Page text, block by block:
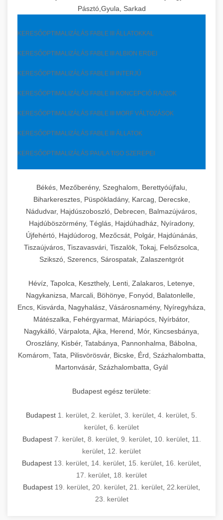
Pásztó,Gyula, Sarkad
KERESŐOPTIMALIZÁLÁS FABLE III ÁLLATOKKAL
KERESŐOPTIMALIZÁLÁS FABLE III ALBION ERDEI
KERESŐOPTIMALIZÁLÁS FABLE III INTERJÚ
KERESŐOPTIMALIZÁLÁS FABLE III KONCEPCIÓ RAJZOK
KERESŐOPTIMALIZÁLÁS FABLE III MORF VÁLTOZÁSOK
KERESŐOPTIMALIZÁLÁS FABLE III ÁLLATOK
KERESŐOPTIMALIZÁLÁS PAULA TISO SZEREPEI
Békés, Mezőberény, Szeghalom, Berettyóújfalu,
Biharkeresztes, Püspökladány, Karcag, Derecske,
Nádudvar, Hajdúszoboszló, Debrecen, Balmazújváros,
Hajdúböszörmény, Téglás, Hajdúhadház, Nyíradony,
Újfehértó, Hajdúdorog, Mezőcsát, Polgár, Hajdúnánás,
Tiszaújváros, Tiszavasvári, Tiszalök, Tokaj, Felsőzsolca,
Szikszó, Szerencs, Sárospatak, Zalaszentgrót
Hévíz, Tapolca, Keszthely, Lenti, Zalakaros, Letenye,
Nagykanizsa, Marcali, Böhönye, Fonyód, Balatonlelle,
Encs, Kisvárda, Nagyhalász, Vásárosnamény, Nyíregyháza,
Mátészalka, Fehérgyarmat, Máriapócs, Nyírbátor,
Nagykálló, Várpalota, Ajka, Herend, Mór, Kincsesbánya,
Oroszlány, Kisbér, Tatabánya, Pannonhalma, Bábolna,
Komárom, Tata, Pilisvörösvár, Bicske, Érd, Százhalombatta,
Martonvásár, Százhalombatta, Gyál
Budapest egész területe:
Budapest 1. kerület 2. kerület 3. kerület 4. kerület 5.
kerület 6. kerület
Budapest 7. kerület, 8. kerület, 9. kerület, 10. kerület, 11.
kerület 12. kerület
Budapest 13. kerület 14. kerület 15. kerület 16. kerület
17. kerület 18. kerület
Budapest 19. kerület 20. kerület 21. kerület 22.kerület
23. kerület